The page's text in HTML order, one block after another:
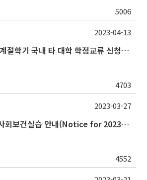
5006
2023학년도 하계 계절학기 국내 타 대학 학점교류 신청 안내
4703
2023-04-13
2023학년도 지역사회보건실습 안내(Notice for 2023 Community Health Field Training)
4552
2023-03-27